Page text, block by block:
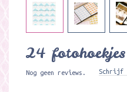
24
Nog geen reviews. Schrijf